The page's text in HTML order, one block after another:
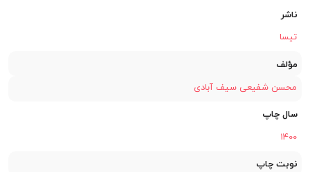
ناشر
تیسا
مؤلف
محسن شفیعی سیف آبادی
سال چاپ
1400
نوبت چاپ